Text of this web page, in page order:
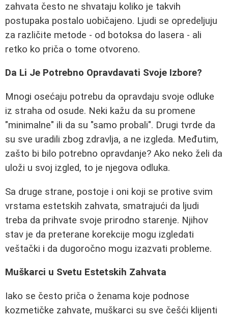
zahvata često ne shvataju koliko je takvih
postupaka postalo uobičajeno. Ljudi se opredeljuju
za različite metode - od botoksa do lasera - ali
retko ko priča o tome otvoreno.
Da Li Je Potrebno Opravdavati Svoje Izbore?
Mnogi osećaju potrebu da opravdaju svoje odluke
iz straha od osude. Neki kažu da su promene
"minimalne" ili da su "samo probali". Drugi tvrde da
su sve uradili zbog zdravlja, a ne izgleda. Međutim,
zašto bi bilo potrebno opravdanje? Ako neko želi da
uloži u svoj izgled, to je njegova odluka.
Sa druge strane, postoje i oni koji se protive svim
vrstama estetskih zahvata, smatrajući da ljudi
treba da prihvate svoje prirodno starenje. Njihov
stav je da preterane korekcije mogu izgledati
veštački i da dugoročno mogu izazvati probleme.
Muškarci u Svetu Estetskih Zahvata
Iako se često priča o ženama koje podnose
kozmetičke zahvate, muškarci su sve češći klijenti